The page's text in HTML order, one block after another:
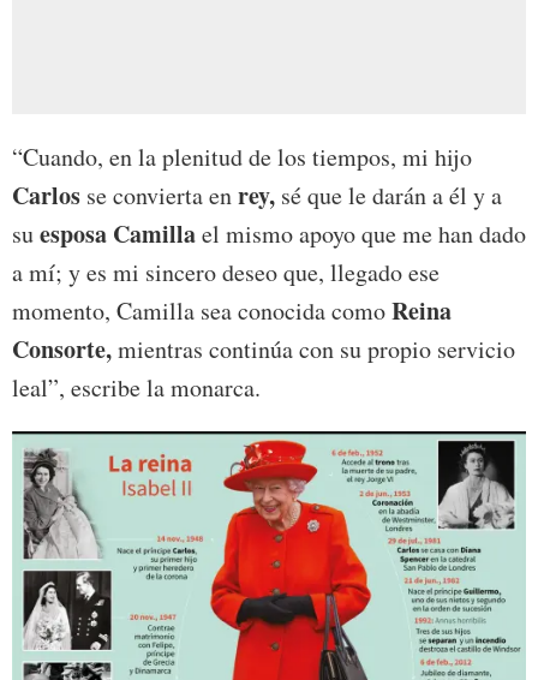
“Cuando, en la plenitud de los tiempos, mi hijo
Carlos se convierta enrey, sé que le darán a él y a
suesposa Camillael mismo apoyo que me han dado
a mí; y es mi sincero deseo que, llegado ese
momento, Camilla sea conocida comoReina
Consorte,mientras continúa con su propio servicio
leal”, escribe la monarca.